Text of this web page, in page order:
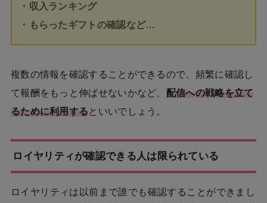
・収入ランキング
・もらったギフトの確認など…
複数の情報を確認することができるので、頻繁に確認し
て報酬をもっと伸ばせないかなど、 配信への戦略を立て
るために利用する といいでしょう。
ロイヤリティが確認できる人は限られている
ロイヤリティは以前まで誰でも確認することができまし